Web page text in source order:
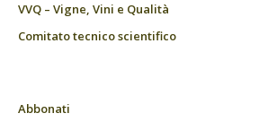
VVQ – Vigne, Vini e Qualità
Comitato tecnico scientifico
Abbonati